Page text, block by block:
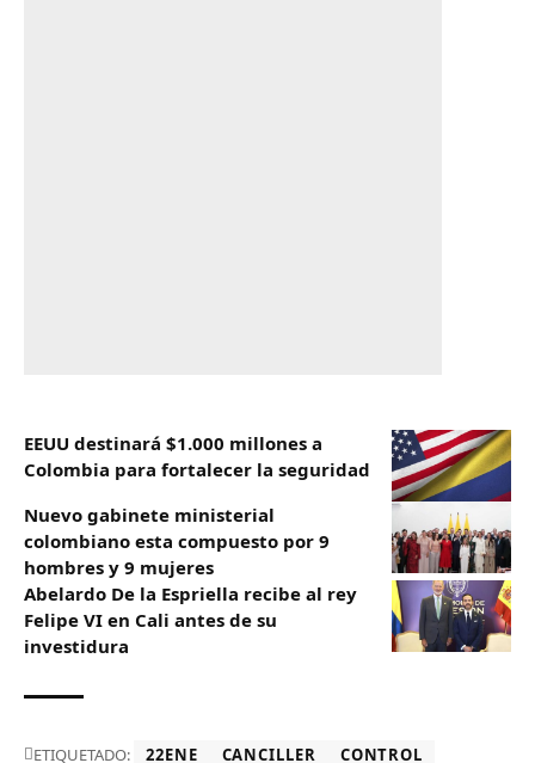
EEUU destinará $1.000 millones a
Colombia para fortalecer la seguridad
Nuevo gabinete ministerial
colombiano esta compuesto por 9
hombres y 9 mujeres
Abelardo De la Espriella recibe al rey
Felipe VI en Cali antes de su
investidura
ETIQUETADO: 22ENE CANCILLER
CONTROL